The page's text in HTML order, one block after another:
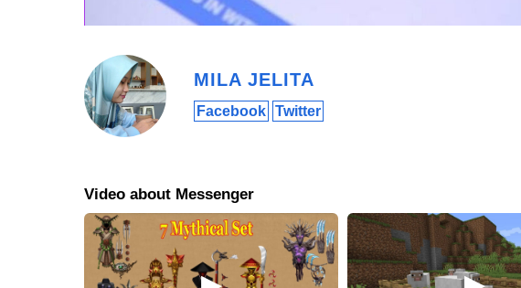
Praktis, kan? Gak ada lagi alasan buat repot buka-tutup aplikasi cuma
Cara Pakai Messenger Apk Tanpa Akun
Mungkin banyak yang belum tahu kalau saat kalian download Messenger
akun facebook, cocok buat yang udah pensiun main Facebook tapi tetep
Bikin Akun Facebook Dulu
Langkah pertama, kalian tetap harus bikin akun Facebook dulu.
browser. Gak ribet.
MILA JELITA
Facebook Twitter
Video about Messenger